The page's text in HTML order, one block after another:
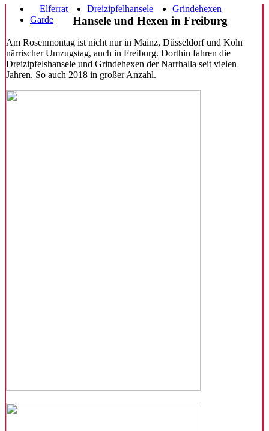
Elferrat
Dreizipfelhansele
Grindehexen
Garde
Hansele und Hexen in Freiburg
Am Rosenmontag ist nicht nur in Mainz, Düsseldorf und Köln
närrischer Umzugstag, auch in Freiburg. Dorthin fahren die
Dreizipfelshansele und Grindehexen der Narrhalla seit vielen
Jahren. So auch 2018 in großer Anzahl.